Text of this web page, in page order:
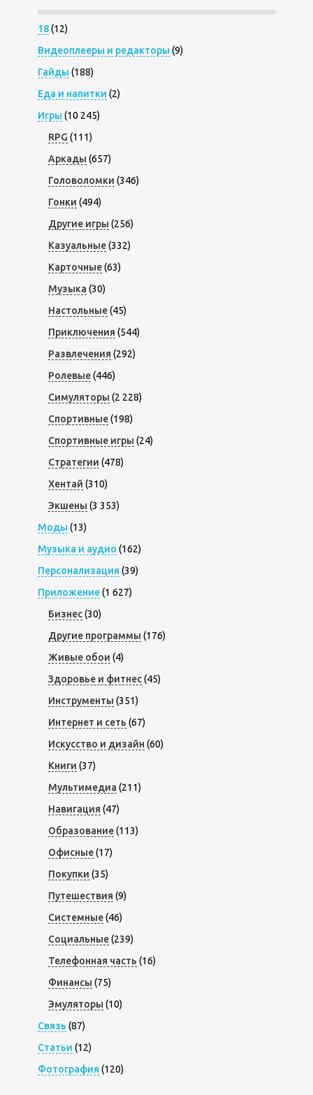
18(12)
Видеоплееры и редакторы (9)
Гайды (188)
Еда и напитки (2)
Игры (10 245)
RPG (111)
Аркады (657)
Головоломки (346)
Гонки (494)
Другие игры (256)
Казуальные(332)
Карточные(63)
Музыка (30)
Настольные(45)
Приключения (544)
Развлечения (292)
Ролевые(446)
Симуляторы (2 228)
Спортивные(198)
Спортивные игры (24)
Стратегии (478)
Хентай (310)
Экшены (3 353)
Моды (13)
Музыка и аудио (162)
Персонализация (39)
Приложение(1 627)
Бизнес(30)
Другие программы (176)
Живые обои (4)
Здоровье и фитнес(45)
Инструменты (351)
Интернет и сеть (67)
Искусство и дизайн (60)
Книги (37)
Мультимедиа (211)
Навигация (47)
Образование(113)
Офисные(17)
Покупки (35)
Путешествия (9)
Системные(46)
Социальные(239)
Телефонная часть (16)
Финансы (75)
Эмуляторы (10)
Связь (87)
Статьи (12)
Фотография (120)